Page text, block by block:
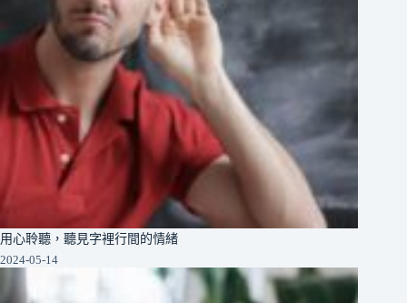
用心聆聽，聽見字裡行間的情緒
2024-05-14